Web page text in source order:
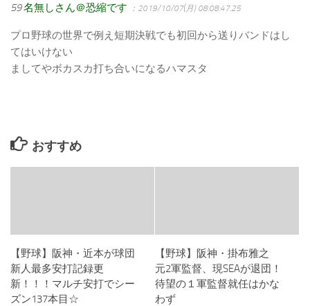
59名無しさん＠恐縮です ：2019/10/07(月) 08:08:47.25
プロ野球の世界で例え短期決戦でも初回から送りバンドはし
てはいけない
ましてやボカスカ打ち合いになるハマスタ
おすすめ
【野球】阪神・近本が球団
新人最多安打記録更
新！！！マルチ安打でシー
ズン137本目☆
【野球】阪神・掛布雅之
元2軍監督、現SEAが退団！
待望の１軍監督就任はかな
わず